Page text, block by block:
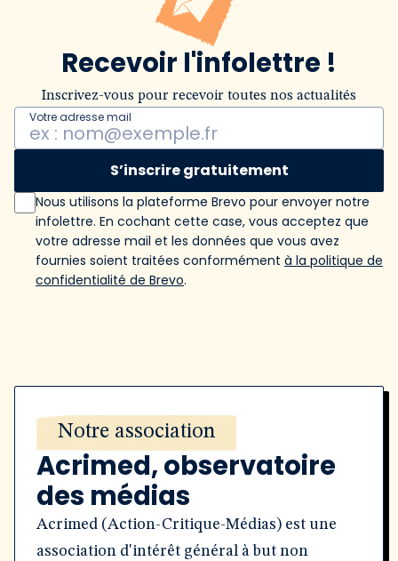
Recevoir l'infolettre !
Inscrivez-vous pour recevoir toutes nos actualités
Votre adresse mail
S’inscrire gratuitement
Nous utilisons la plateforme Brevo pour envoyer notre
infolettre. En cochant cette case, vous acceptez que
votre adresse mail et les données que vous avez
fournies soient traitées conformément à la politique de
confidentialité de Brevo.
Notre association
Acrimed, observatoire
des médias
Acrimed (Action-Critique-Médias) est une
association d'intérêt général à but non